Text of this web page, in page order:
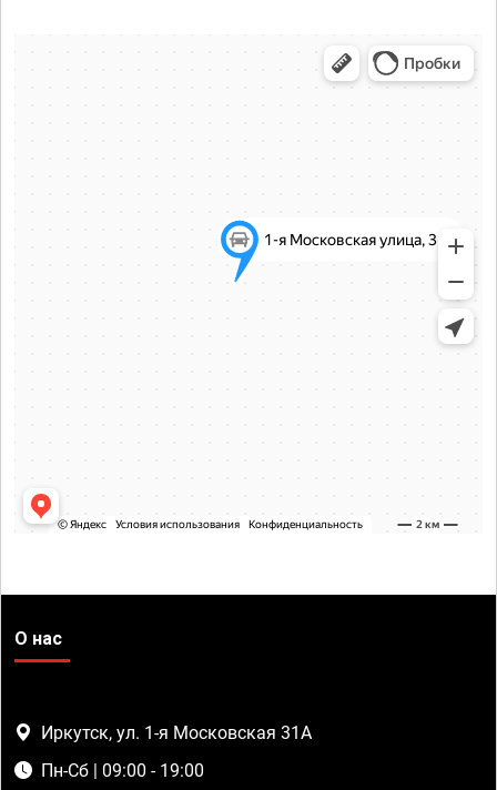
О нас
Иркутск, ул. 1-я Московская 31А
Пн-Сб | 09:00 - 19:00